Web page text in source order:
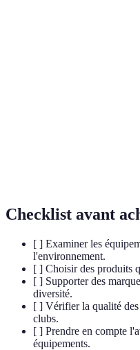
Checklist avant
[ ] Examiner les
l'environnement.
[ ] Choisir des produits
[ ] Supporter des
diversité.
[ ] Vérifier la qualité des
clubs.
[ ] Prendre en compte
équipements.